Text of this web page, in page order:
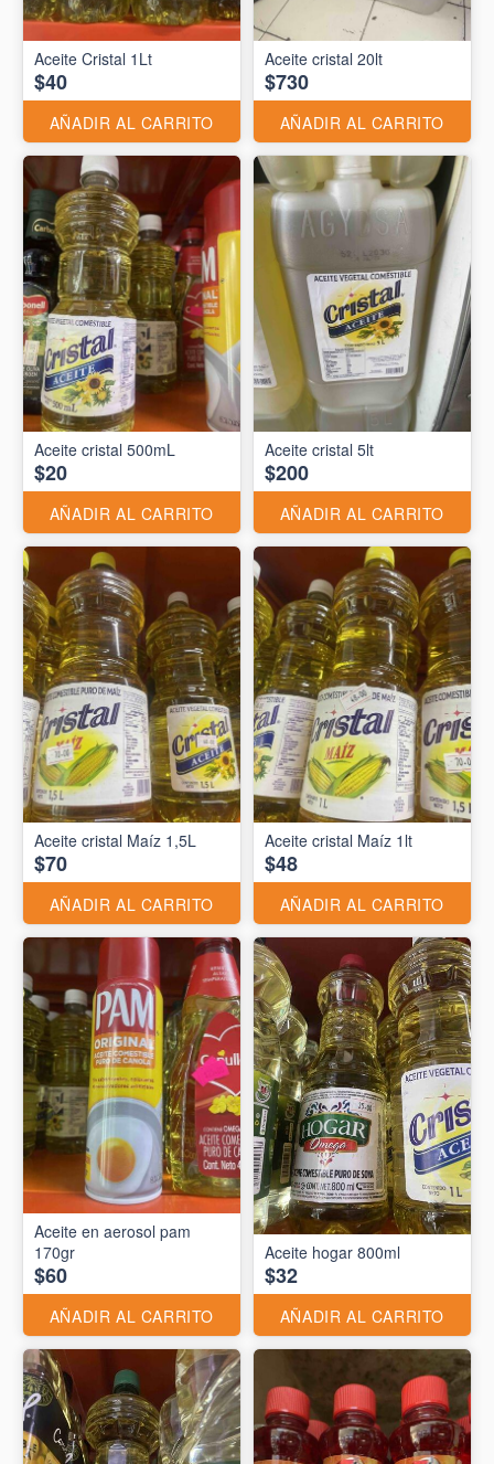
Aceite Cristal 1Lt
$40
AÑADIR AL CARRITO
Aceite cristal 20lt
$730
AÑADIR AL CARRITO
Aceite cristal 500mL
$20
AÑADIR AL CARRITO
Aceite cristal 5lt
$200
AÑADIR AL CARRITO
Aceite cristal Maíz 1,5L
$70
AÑADIR AL CARRITO
Aceite cristal Maíz 1lt
$48
AÑADIR AL CARRITO
Aceite en aerosol pam
170gr
$60
AÑADIR AL CARRITO
Aceite hogar 800ml
$32
AÑADIR AL CARRITO